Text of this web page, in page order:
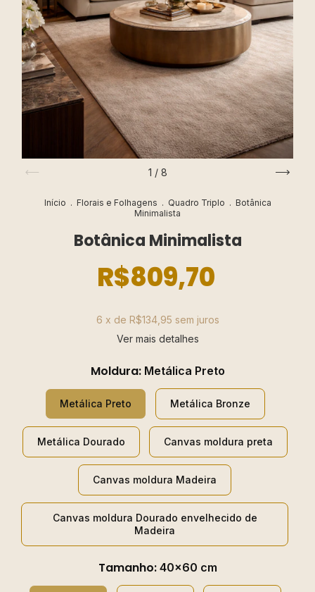
1 / 8
Início . Florais e Folhagens . Quadro Triplo . Botânica
Minimalista
Botânica Minimalista
R$809,70
6 x de R$134,95 sem juros
Ver mais detalhes
Moldura: Metálica Preto
Metálica Preto Metálica Bronze
Metálica Dourado Canvas moldura preta
Canvas moldura Madeira
Canvas moldura Dourado envelhecido de
Madeira
Tamanho: 40x60 cm